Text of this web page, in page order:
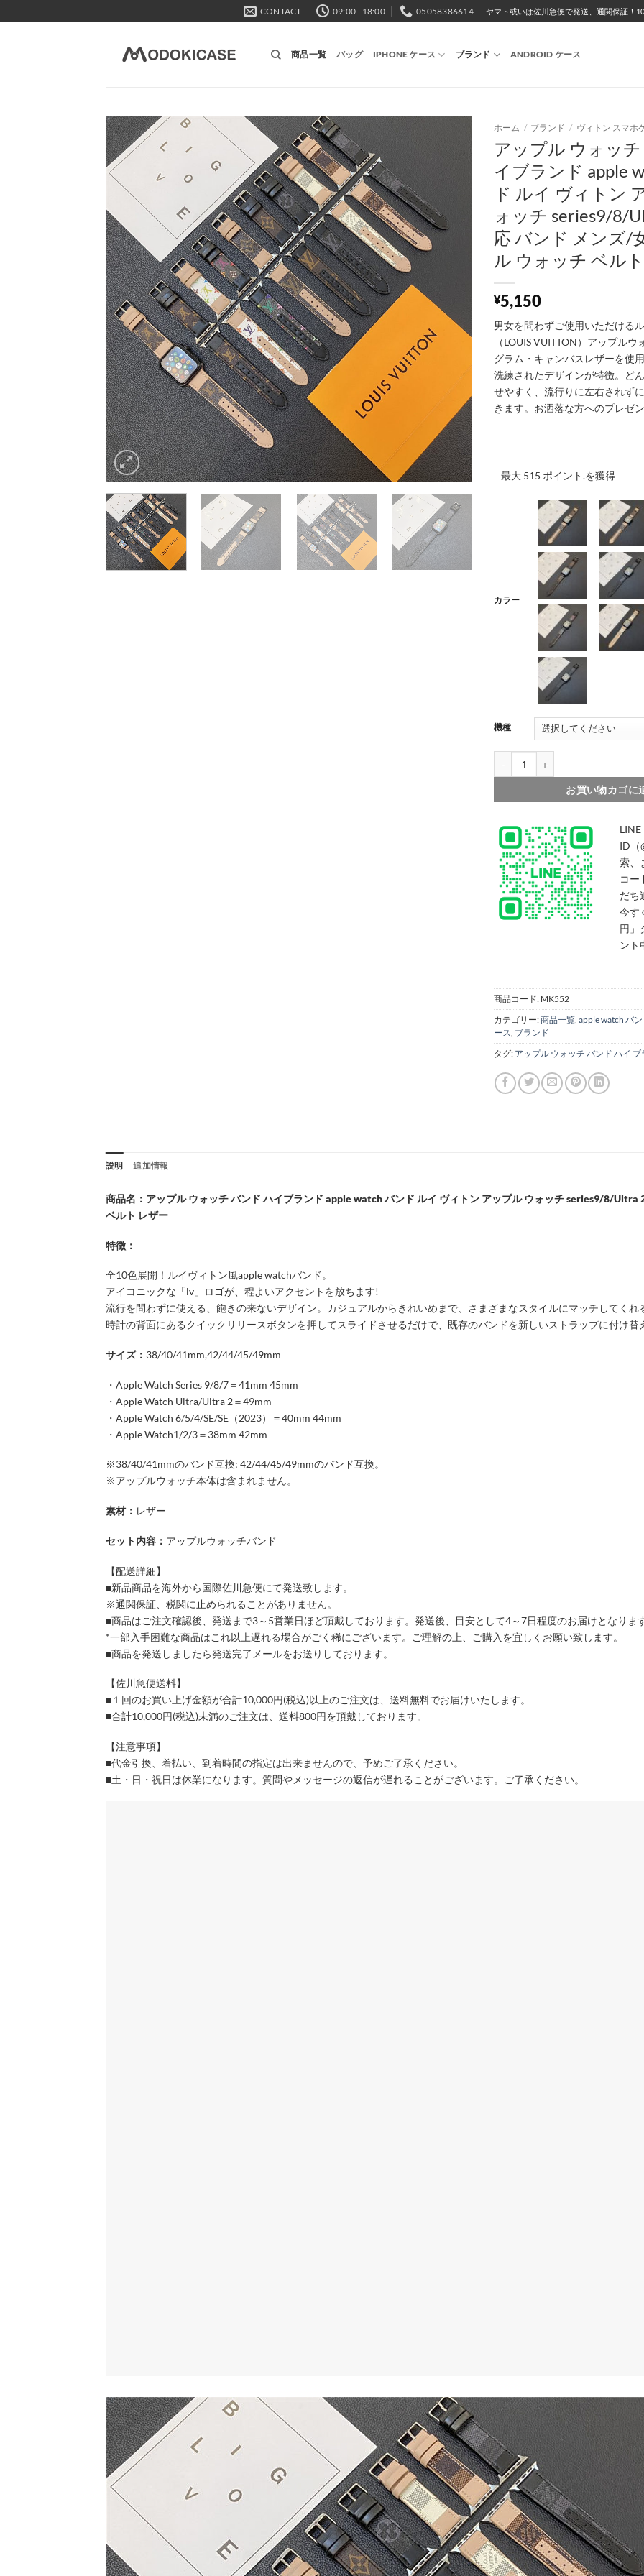
to
CONTACT 09:00 - 18:00 05058386614 ヤマト或いは佐川急便で発送、通関保証！
商品一覧 バッグ IPHONE ケース ブランド ANDROID ケース
ホーム / ブランド / ヴィトン スマホ
アップル ウォッ
イブランド apple
ド ルイ ヴィトン
ォッチ series9/8/
応 バンド メンズ/
ル ウォッチ ベル
¥5,150
男女を問わずご使用いただける
（LOUIS VUITTON）アップルウ
グラム・キャンバスレザーを使
洗練されたデザインが特徴。ど
せやすく、流行りに左右されず
きます。お洒落な方へのプレゼ
最大 515 ポイント.を獲得
カラー
001 002
004 005
007
010
機種
お買い物カゴに
LINE
ID（
索、
コー
だち
今す
円」
ント
商品コード: MK552
カテゴリー:商品一覧 apple watch バン
ース
ブランド
タグ: アップル ウォッチ バンド ハイ ブ
説明 追加情報
商品名：アップル ウォッチ バンド ハイブランド apple watch バンド ルイ ヴィトン アップル ウォッチ series9/8/Ultra
ベルト レザー
特徴：
全10色展開！ルイヴィトン風apple watchバンド。
アイコニックな「lv」ロゴが、程よいアクセントを放ちます!
流行を問わずに使える、飽きの来ないデザイン。カジュアルからきれいめまで、さまざまなスタイルにマッチしてくれ
時計の背面にあるクイックリリースボタンを押してスライドさせるだけで、既存のバンドを新しいストラップに付け替
サイズ： 38/40/41mm,42/44/45/49mm
・Apple Watch Series 9/8/7＝41mm 45mm
・Apple Watch Ultra/Ultra 2＝49mm
・Apple Watch 6/5/4/SE/SE（2023）＝40mm 44mm
・Apple Watch1/2/3＝38mm 42mm
※38/40/41mmのバンド互換; 42/44/45/49mmのバンド互換。
※アップルウォッチ本体は含まれません。
素材： レザー
セット内容： アップルウォッチバンド
【配送詳細】
■新品商品を海外から国際佐川急便にて発送致します。
※通関保証、税関に止められることがありません。
■商品はご注文確認後、発送まで3～5営業日ほど頂戴しております。発送後、目安として4～7日程度のお届けとなります
*一部入手困難な商品はこれ以上遅れる場合がごく稀にございます。ご理解の上、ご購入を宜しくお願い致します。
■商品を発送しましたら発送完了メールをお送りしております。
【佐川急便送料】
■１回のお買い上げ金額が合計10,000円(税込)以上のご注文は、送料無料でお届けいたします。
■合計10,000円(税込)未満のご注文は、送料800円を頂戴しております。
【注意事項】
■代金引換、着払い、到着時間の指定は出来ませんので、予めご了承ください。
■土・日・祝日は休業になります。質問やメッセージの返信が遅れることがございます。ご了承ください。